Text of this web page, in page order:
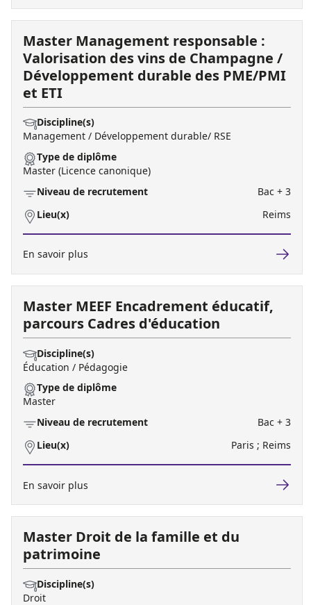
Master Management responsable :
Valorisation des vins de Champagne /
Développement durable des PME/PMI
et ETI
Discipline(s)
Management / Développement durable/ RSE
Type de diplôme
Master (Licence canonique)
Niveau de recrutement
Bac + 3
Lieu(x)
Reims
En savoir plus
Master MEEF Encadrement éducatif,
parcours Cadres d'éducation
Discipline(s)
Éducation / Pédagogie
Type de diplôme
Master
Niveau de recrutement
Bac + 3
Lieu(x)
Paris ; Reims
En savoir plus
Master Droit de la famille et du
patrimoine
Discipline(s)
Droit